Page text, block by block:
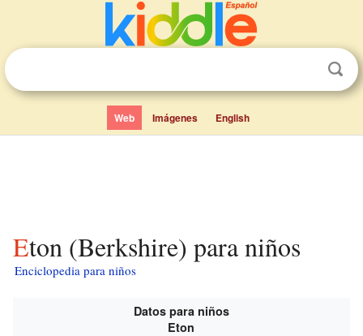
Web Imágenes English
Eton (Berkshire) para niños
Enciclopedia para niños
Datos para niños
Eton